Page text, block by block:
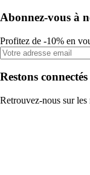
Abonnez-vous à
Profitez de -10% en
Restons connectés
Retrouvez-nous sur les